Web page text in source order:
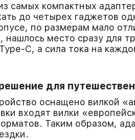
самых компактных
до четырех гаджетов
по размерам мало
нашлось место сразу для
C, а сила тока на
для
оснащено вилкой
входят вилки
Таким образом,